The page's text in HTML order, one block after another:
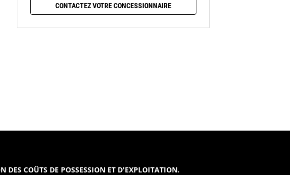
CONTACTEZ VOTRE CONCESSIONNAIRE
DES COÛTS DE POSSESSION ET D'EXPLOITATION.